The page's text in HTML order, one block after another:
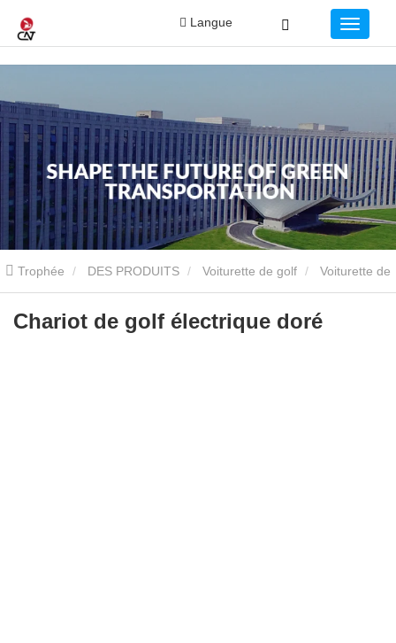
Langue
Trophée DES PRODUITS Voiturette de golf Voiturette de
golf classique Chariot de golf électrique doré
Chariot de golf électrique doré